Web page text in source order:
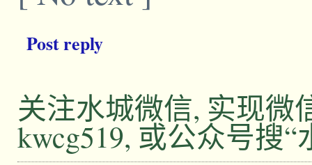
Post reply
关注水城微信, 实现微
kwcg519, 或公众号搜“